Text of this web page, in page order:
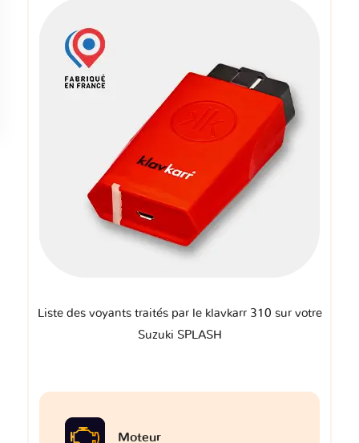
Liste des voyants traités par le klavkarr 310 sur votre
Suzuki SPLASH
Moteur